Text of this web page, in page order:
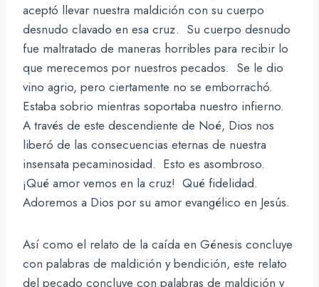
aceptó llevar nuestra maldición con su cuerpo
desnudo clavado en esa cruz. Su cuerpo desnudo
fue maltratado de maneras horribles para recibir lo
que merecemos por nuestros pecados. Se le dio
vino agrio, pero ciertamente no se emborrachó.
Estaba sobrio mientras soportaba nuestro infierno.
A través de este descendiente de Noé, Dios nos
liberó de las consecuencias eternas de nuestra
insensata pecaminosidad. Esto es asombroso.
¡Qué amor vemos en la cruz! Qué fidelidad.
Adoremos a Dios por su amor evangélico en Jesús.
Así como el relato de la caída en Génesis concluye
con palabras de maldición y bendición, este relato
del pecado concluye con palabras de maldición y